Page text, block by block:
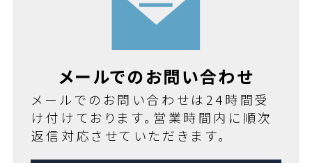
メールでのお問い合わせ
メールでのお問い合わせは24時間受
け付けております。営業時間内に順次
返信対応させていただきます。